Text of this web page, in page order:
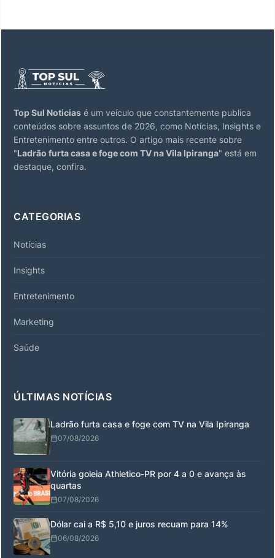
Top Sul Noticias é um veículo que constantemente publica
conteúdos sobre assuntos de 2026, como Notícias, Insights e
Entretenimento entre outros. O artigo mais recente sobre
"Ladrão furta casa e foge com TV na Vila Ipiranga" está em
destaque, confira.
CATEGORIAS
Notícias
Insights
Entretenimento
Marketing
Saúde
ÚLTIMAS NOTÍCIAS
Ladrão furta casa e foge com TV na Vila Ipiranga
07/08/2026
Vitória goleia Athletico-PR por 4 a 0 e avança às
quartas
07/08/2026
Dólar cai a R$ 5,10 e juros recuam para 14%
06/08/2026